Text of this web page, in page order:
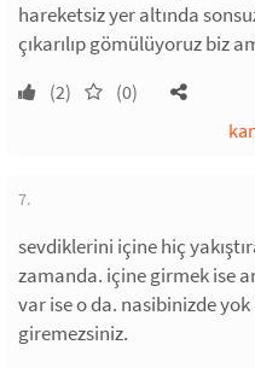
hareketsiz yer altında
çıkarılıp gömülüyoruz biz
(2) (0)
7.
sevdiklerini içine hiç
zamanda. içine girmek ise
var ise o da. nasibinizde
giremezsiniz.